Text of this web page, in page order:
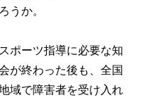
うか。
ポーツ指導に必要な知
が終わった後も、全国
域で障害者を受け入れ